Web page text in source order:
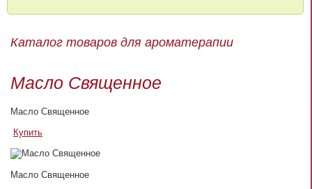
Каталог товаров для ароматерапии
Масло Священное
Масло Священное
Купить
Масло Священное